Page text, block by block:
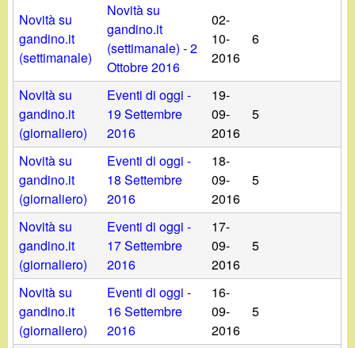
Novità su
gandino.it
(settimanale)
Novità su
gandino.it
(settimanale) - 2
Ottobre 2016
02-
10-
2016
6
Novità su
gandino.it
(giornaliero)
Eventi di oggi -
19 Settembre
2016
19-
09-
2016
5
Novità su
gandino.it
(giornaliero)
Eventi di oggi -
18 Settembre
2016
18-
09-
2016
5
Novità su
gandino.it
(giornaliero)
Eventi di oggi -
17 Settembre
2016
17-
09-
2016
5
Novità su
gandino.it
(giornaliero)
Eventi di oggi -
16 Settembre
2016
16-
09-
2016
5